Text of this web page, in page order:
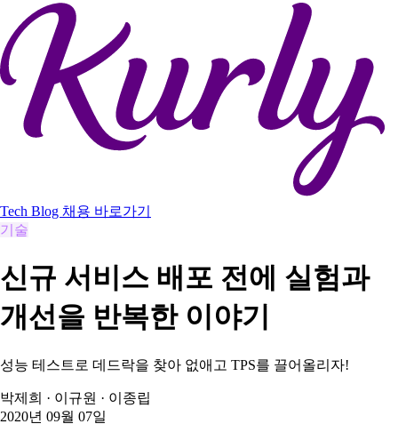
Tech Blog 채용 바로가기
기술
신규 서비스 배포 전에 실험과
개선을 반복한 이야기
성능 테스트로 데드락을 찾아 없애고 TPS를 끌어올리자!
박제희 · 이규원 · 이종립
2020년 09월 07일